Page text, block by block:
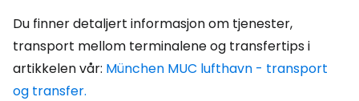
Du finner detaljert informasjon om tjenester,
transport mellom terminalene og transfertips i
artikkelen vår: München MUC lufthavn - transport
og transfer.